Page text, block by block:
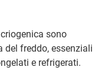
sono
freddo, essenziali
e refrigerati.